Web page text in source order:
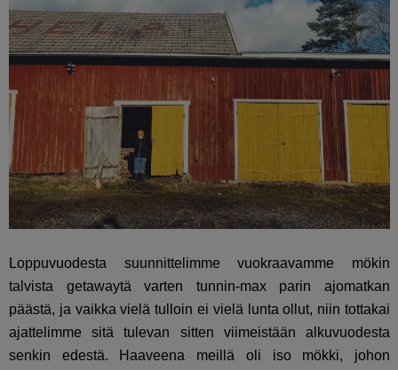
Loppuvuodesta suunnittelimme vuokraavamme mökin
talvista getawaytä varten tunnin-max parin ajomatkan
päästä, ja vaikka vielä tulloin ei vielä lunta ollut, niin tottakai
ajattelimme sitä tulevan sitten viimeistään alkuvuodesta
senkin edestä. Haaveena meillä oli iso mökki, johon